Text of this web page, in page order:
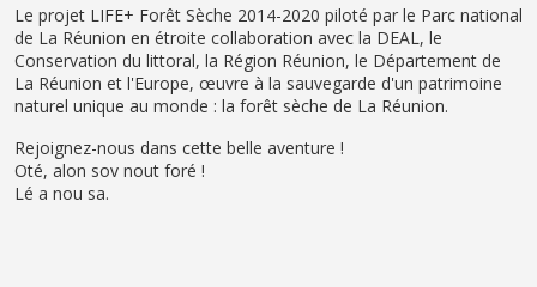
Description
Le projet LIFE+ Forêt Sèche 2014-2020 piloté par le Parc national
de La Réunion en étroite collaboration avec la DEAL, le
Conservation du littoral, la Région Réunion, le Département de
La Réunion et l'Europe, œuvre à la sauvegarde d'un patrimoine
naturel unique au monde : la forêt sèche de La Réunion.
Rejoignez-nous dans cette belle aventure !
Oté, alon sov nout foré !
Lé a nou sa.